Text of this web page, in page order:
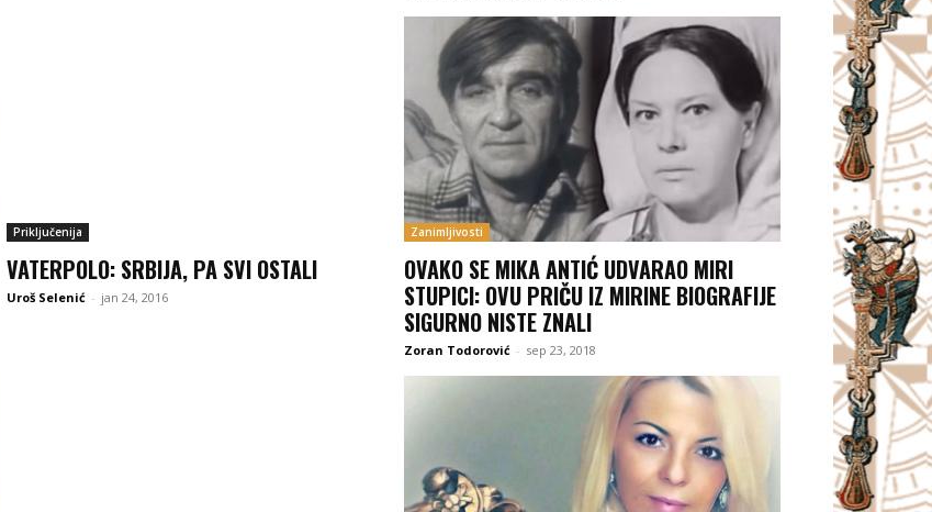
Priključenija
VATERPOLO: SRBIJA, PA SVI OSTALI
Uroš Selenić - jan 24, 2016
Zanimljivosti
OVAKO SE MIKA ANTIĆ UDVARAO MIRI
STUPICI: OVU PRIČU IZ MIRINE BIOGRAFIJE
SIGURNO NISTE ZNALI
Zoran Todorović - sep 23, 2018